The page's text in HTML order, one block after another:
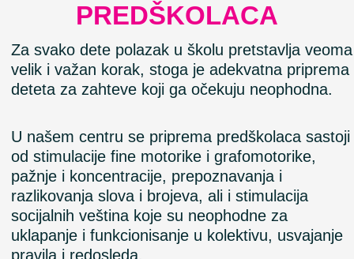
PREDŠKOLACA
Za svako dete polazak u školu pretstavlja veoma
velik i važan korak, stoga je adekvatna priprema
deteta za zahteve koji ga očekuju neophodna.
U našem centru se priprema predškolaca sastoji
od stimulacije fine motorike i grafomotorike,
pažnje i koncentracije, prepoznavanja i
razlikovanja slova i brojeva, ali i stimulacija
socijalnih veština koje su neophodne za
uklapanje i funkcionisanje u kolektivu, usvajanje
pravila i redosleda.